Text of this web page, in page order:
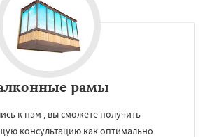
рамы
к нам , вы сможете получить
консультацию как оптимально